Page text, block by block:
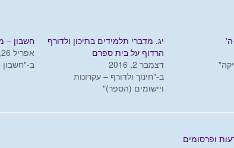
ה'
יג. מדברי תלמידים בתיכון ולדורף
הרדוף על בית ספרם
דצמבר 2, 2016
ב-"חינוך ולדורף – עקרונות
ויישומים (הספר)"
חשבון –
אפריל 26, 2015
ב-
ופרסומים